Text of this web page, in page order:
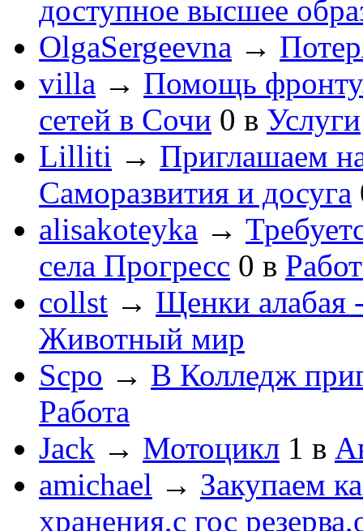
доступное высшее
OlgaSergeevna →
villa → Помощь
сетей в Сочи 0 в Услуги
Lilliti → Приглашаем
Саморазвития и досуга
alisakoteyka →
села Прогресс 0 в
collst → Щенки алабая
Животный мир
Scpo → В Колледж
Работа
Jack → Мотоцикл 1 в
amichael → Закупаем
хранения,с гос